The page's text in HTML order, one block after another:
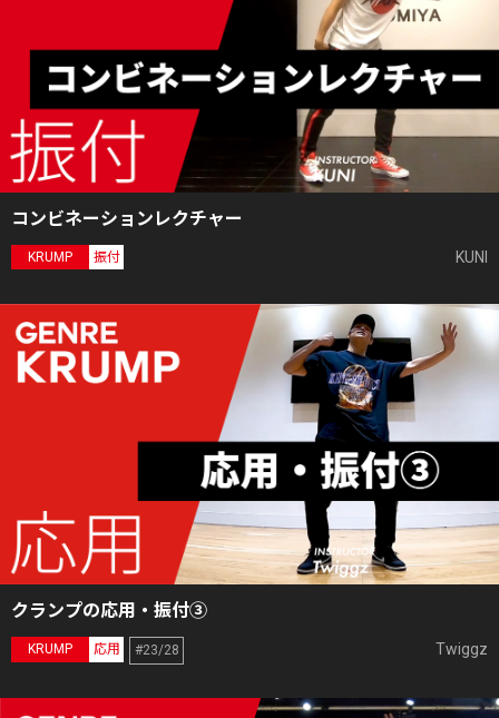
コンビネーションレクチャー
KRUMP 振付 KUNI
クランプの応用・振付③
KRUMP 応用 #23/28 Twiggz